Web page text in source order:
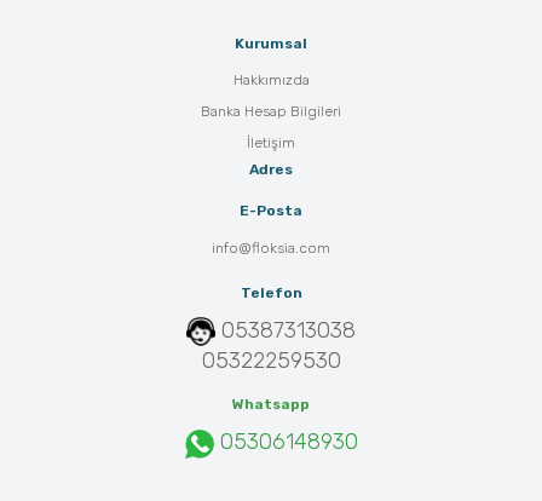
Kurumsal
Hakkımızda
Banka Hesap Bilgileri
İletişim
Adres
E-Posta
info@floksia.com
Telefon
05387313038
05322259530
Whatsapp
05306148930